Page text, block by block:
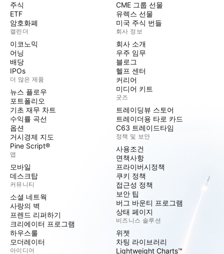
주식
ETF
암호화폐
캘린더
이코노믹
어닝
배당
IPOs
더 많은 제품
뉴스 플로우
포트폴리오
기초 재무 차트
수익률 곡선
옵션
거시경제 지도
Pine Script®
앱
모바일
데스크탑
커뮤니티
소셜 네트웍
사랑의 벽
프렌드 리퍼하기
크리에이터 프로그램
하우스룰
모더레이터
아이디어
CME 그룹 선물
유렉스 선물
미국 주식 번들
회사 정보
회사 소개
우주 임무
블로그
헬프 센터
커리어
미디어 키트
굿즈
트레이딩뷰 스토어
트레이더용 타로 카드
C63 트레이드타임
정책 및 보안
사용조건
면책사항
프라이버시정책
쿠키 정책
접근성 정책
보안 팁
버그 바운티 프로그램
상태 페이지
비즈니스 솔루션
위젯
차팅 라이브러리
Lightweight Charts™